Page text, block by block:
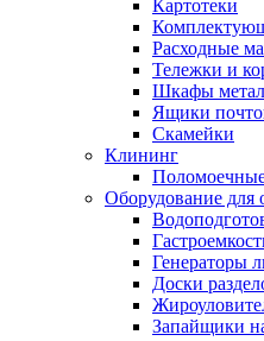
Картотеки
Расходные
Тележки и
Шкафы
Ящики
Скамейки
Клининг
Оборудование для
Генераторы
Доски
Запайщики